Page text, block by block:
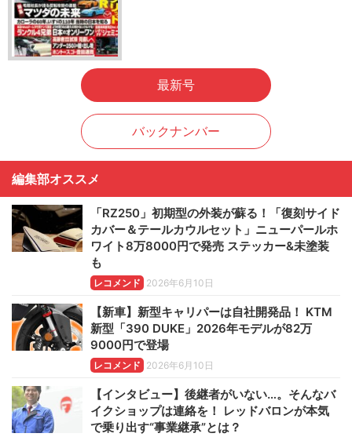
最新号
バックナンバー
編集部オススメ
「RZ250」初期型の外装が蘇る！「復刻サイド
カバー＆テールカウルセット」ニューパールホ
ワイト8万8000円で発売 ステッカー&未塗装
も
レコメンド 2026年6月10日
【新車】新型キャリパーは自社開発品！ KTM
新型「390 DUKE」2026年モデルが82万
9000円で登場
レコメンド 2026年6月10日
【インタビュー】後継者がいない…。そんなバ
イクショップは連絡を！ レッドバロンが本気
で乗り出す“事業継承”とは？